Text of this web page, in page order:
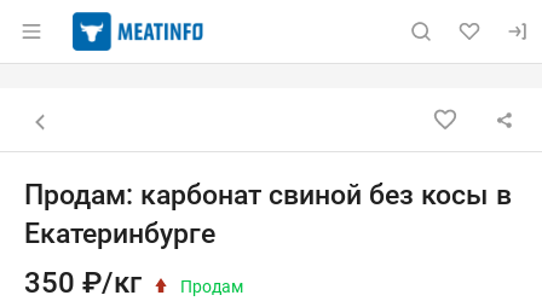
Раздел навигации по сайту meatinfo.ru
Объявление: Продам:
Навигация и управление объявлением
Назад к списку объявлений
Продам: карбонат свиной без косы в
Екатеринбурге
350 ₽/кг
Продам